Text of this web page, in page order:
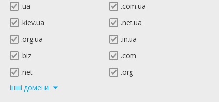
.ua
.com.ua
.kiev.ua
.net.ua
.org.ua
.in.ua
.biz
.com
.net
.org
інші домени